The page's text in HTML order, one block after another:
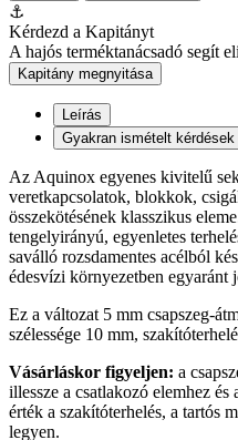
⚓
Kérdezd a Kapitányt
A hajós terméktanácsadó segít
Kapitány megnyitása
Leírás
Gyakran ismételt kérdések
Az Aquinox egyenes kivitelű
veretkapcsolatok, blokkok,
összekötésének klasszikus
tengelyirányú, egyenletes
saválló rozsdamentes acélból
édesvízi környezetben
Ez a változat 5 mm csapszeg-
szélessége 10 mm,
Vásárláskor figyeljen: a
illessze a csatlakozó elemhez
érték a szakítóterhelés, a tartós
legyen.